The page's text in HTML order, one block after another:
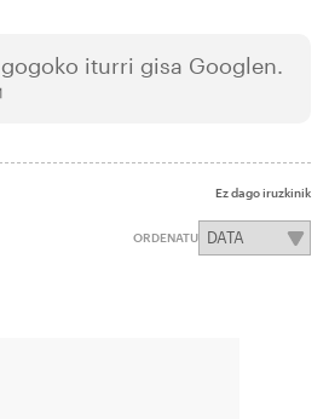
gogoko iturri gisa Googlen.
Ez dago iruzkinik
ORDENATU